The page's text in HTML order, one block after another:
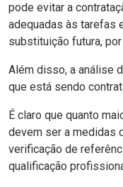
pode evitar a
adequadas às tarefas
substituição futura,
Além disso, a análise
que está sendo
É claro que quanto
devem ser a medidas
verificação de
qualificação